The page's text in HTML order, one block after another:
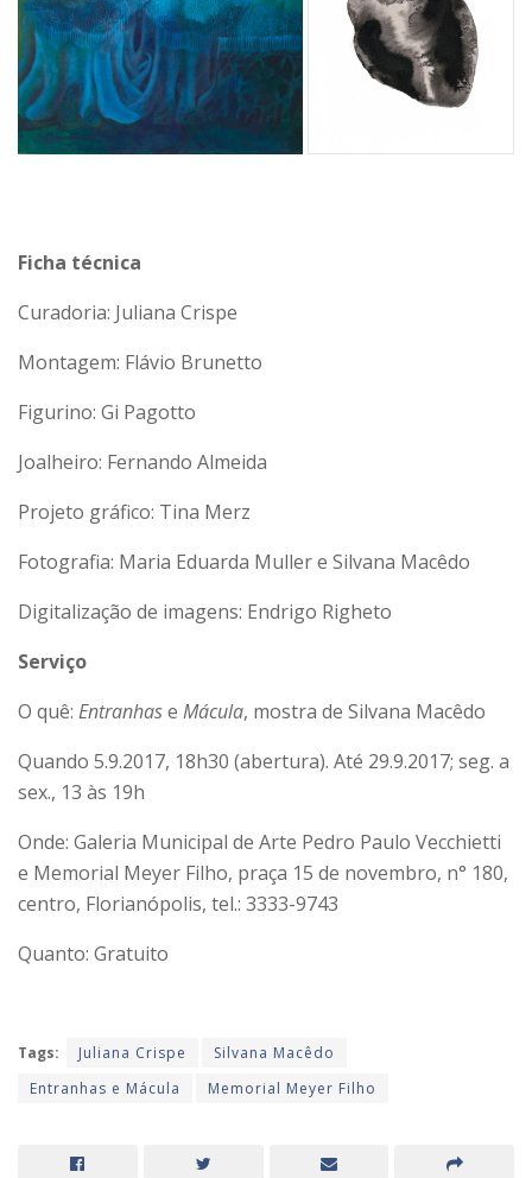
Ficha técnica
Curadoria: Juliana Crispe
Montagem: Flávio Brunetto
Figurino: Gi Pagotto
Joalheiro: Fernando Almeida
Projeto gráfico: Tina Merz
Fotografia: Maria Eduarda Muller e Silvana Macêdo
Digitalização de imagens: Endrigo Righeto
Serviço
O quê: Entranhase Mácula, mostra de Silvana Macêdo
Quando 5.9.2017, 18h30 (abertura). Até 29.9.2017; seg. a
sex., 13 às 19h
Onde: Galeria Municipal de Arte Pedro Paulo Vecchietti
e Memorial Meyer Filho, praça 15 de novembro, n° 180,
centro, Florianópolis, tel.: 3333-9743
Quanto: Gratuito
Tags: Juliana Crispe
Silvana Macêdo
Entranhas e Mácula
Memorial Meyer Filho